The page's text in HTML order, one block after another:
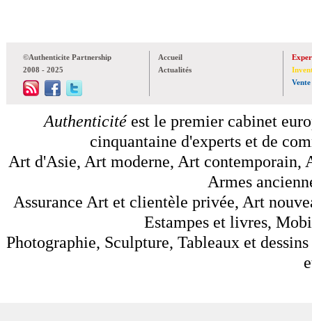
©Authenticite Partnership
2008 - 2025
Accueil
Actualités
Vente
Authenticitéest le premier cabinet
cinquantaine d'experts et de
Art d'Asie, Art moderne, Art contemporain,
Armes
Assurance Art et clientèle privée, Art
Estampes et livres,
Photographie, Sculpture, Tableaux et